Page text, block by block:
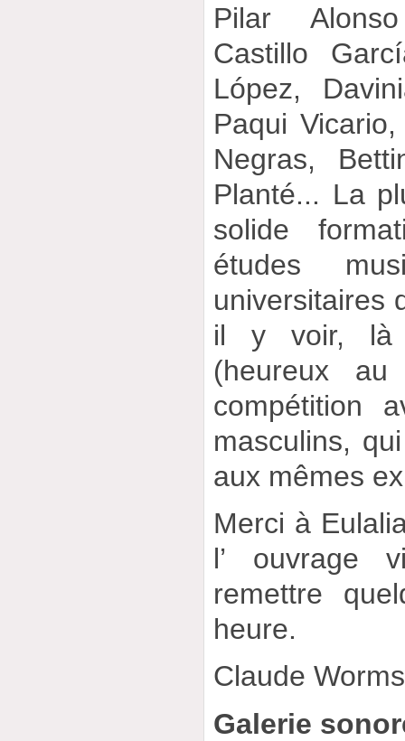
Pilar
Castillo
López,
Paqui
Negras,
Planté... La
solide
études
universitaires
il y voir, là
(heureux
compétition
masculins,
aux mêmes
Merci à
l’ ouvrage
remettre
heure.
Claude Worms
Galerie